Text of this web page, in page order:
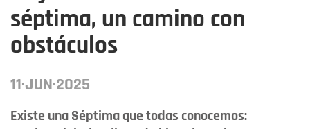
séptima, un camino con
obstáculos
11·JUN·2025
Existe una Séptima que todas conocemos: